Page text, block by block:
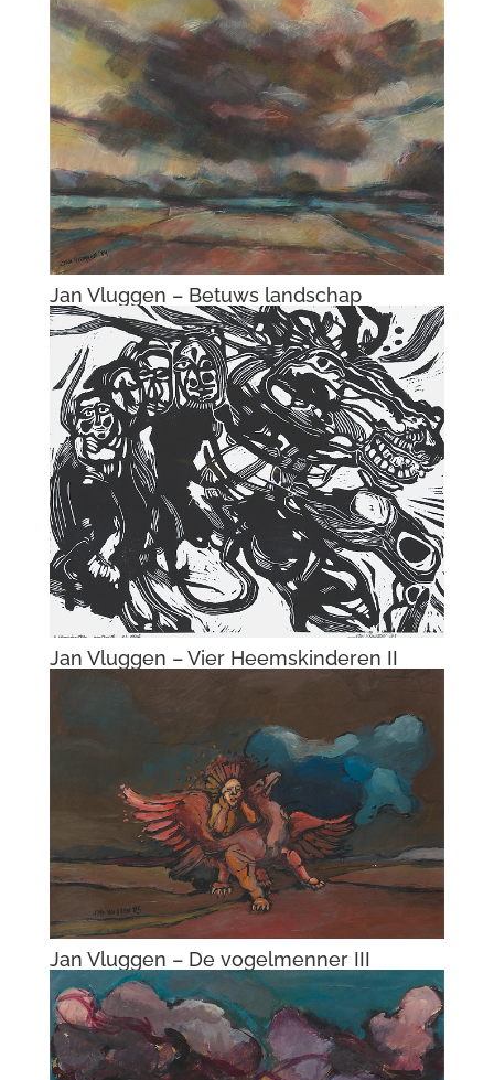
Jan Vluggen – Abcoude bij onweer
Jan Vluggen – Slang
Jan Vluggen – Strijd tussen twee
giganten III
Jan Vluggen – Rode vogel
© 2016-2026 Kurve-Kunstuitleen onderhouden door
ATA Abcoude